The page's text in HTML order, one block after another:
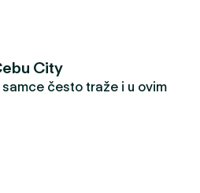
City
često traže i u ovim